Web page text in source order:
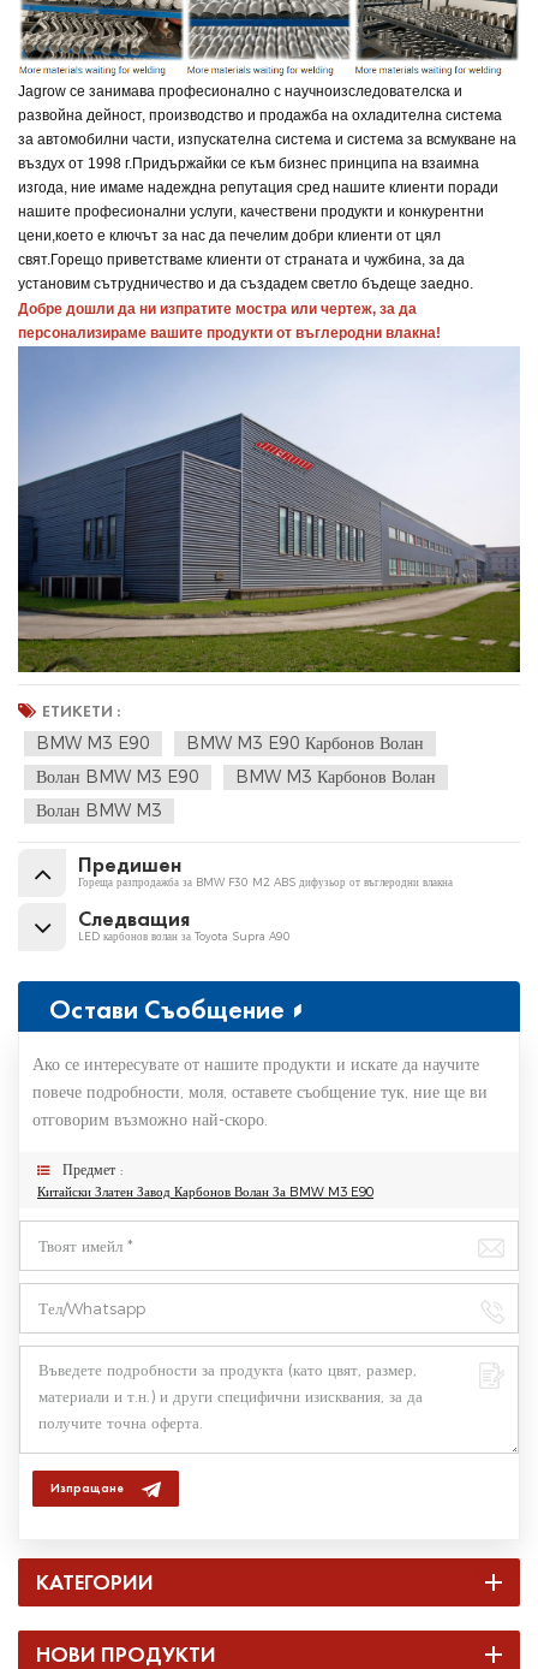
Jagrow се занимава професионално с научноизследователска и
развойна дейност, производство и продажба на охладителна система
за автомобилни части, изпускателна система и система за всмукване на
въздух от 1998 г.Придържайки се към бизнес принципа на взаимна
изгода, ние имаме надеждна репутация сред нашите клиенти поради
нашите професионални услуги, качествени продукти и конкурентни
цени,което е ключът за нас да печелим добри клиенти от цял
свят.Горещо приветстваме клиенти от страната и чужбина, за да
установим сътрудничество и да създадем светло бъдеще заедно.
Добре дошли да ни изпратите мостра или чертеж, за да
персонализираме вашите продукти от въглеродни влакна!
ЕТИКЕТИ :
BMW M3 E90
BMW M3 E90 Карбонов Волан
Волан BMW M3 E90
BMW M3 Карбонов Волан
Волан BMW M3
Предишен
Гореща разпродажба за BMW F30 M2 ABS дифузьор от въглеродни влакна
Следващия
LED карбонов волан за Toyota Supra A90
Остави Съобщение
Ако се интересувате от нашите продукти и искате да научите
повече подробности, моля, оставете съобщение тук, ние ще ви
отговорим възможно най-скоро.
Предмет :
Китайски Златен Завод Карбонов Волан За BMW M3 E90
Изпращане
КАТЕГОРИИ
НОВИ ПРОДУКТИ